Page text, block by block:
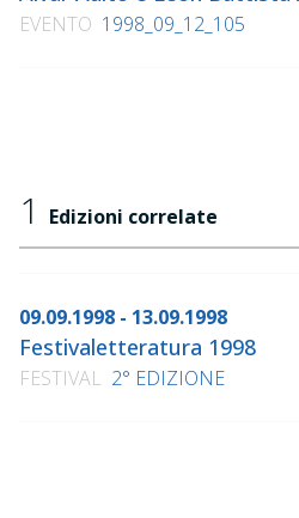
EVENTO 1998_09_12_105
1 Edizioni correlate
09.09.1998 - 13.09.1998
Festivaletteratura 1998
FESTIVAL 2° EDIZIONE